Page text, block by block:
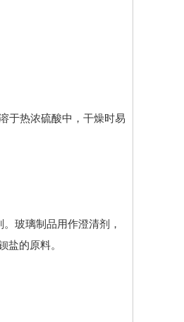
热浓硫酸中，干燥时易
玻璃制品用作澄清剂，
的原料。